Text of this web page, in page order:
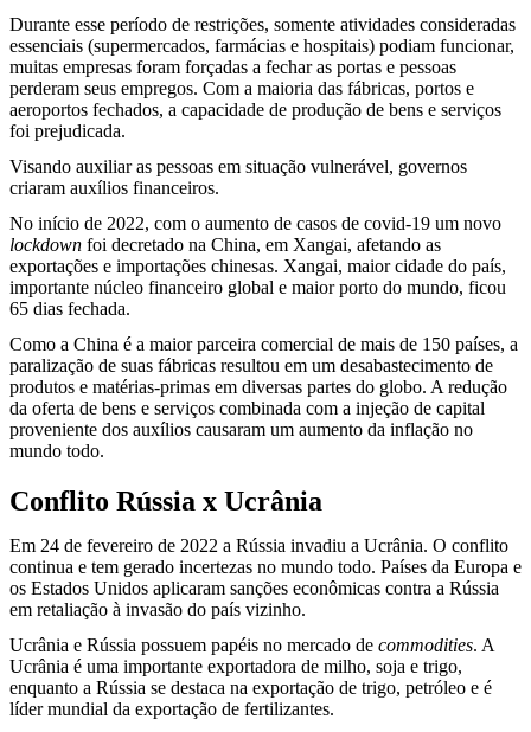
Durante esse período de restrições, somente atividades consideradas
essenciais (supermercados, farmácias e hospitais) podiam funcionar,
muitas empresas foram forçadas a fechar as portas e pessoas
perderam seus empregos. Com a maioria das fábricas, portos e
aeroportos fechados, a capacidade de produção de bens e serviços
foi prejudicada.
Visando auxiliar as pessoas em situação vulnerável, governos
criaram auxílios financeiros.
No início de 2022, com o aumento de casos de covid-19 um novo
lockdown foi decretado na China, em Xangai, afetando as
exportações e importações chinesas. Xangai, maior cidade do país,
importante núcleo financeiro global e maior porto do mundo, ficou
65 dias fechada.
Como a China é a maior parceira comercial de mais de 150 países, a
paralização de suas fábricas resultou em um desabastecimento de
produtos e matérias-primas em diversas partes do globo. A redução
da oferta de bens e serviços combinada com a injeção de capital
proveniente dos auxílios causaram um aumento da inflação no
mundo todo.
Conflito Rússia x Ucrânia
Em 24 de fevereiro de 2022 a Rússia invadiu a Ucrânia. O conflito
continua e tem gerado incertezas no mundo todo. Países da Europa e
os Estados Unidos aplicaram sanções econômicas contra a Rússia
em retaliação à invasão do país vizinho.
Ucrânia e Rússia possuem papéis no mercado de commodities. A
Ucrânia é uma importante exportadora de milho, soja e trigo,
enquanto a Rússia se destaca na exportação de trigo, petróleo e é
líder mundial da exportação de fertilizantes.